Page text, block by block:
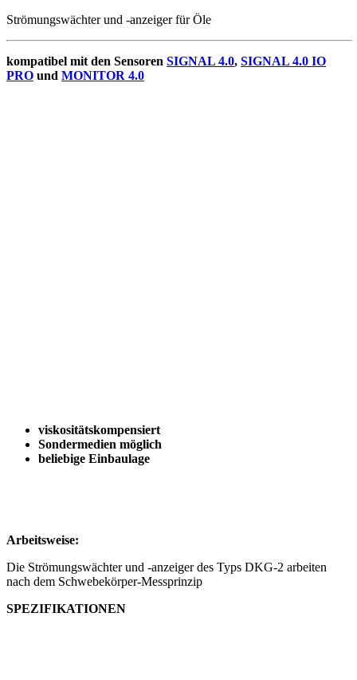
Strömungswächter und -anzeiger für Öle
kompatibel mit den Sensoren SIGNAL 4.0, SIGNAL 4.0 IO
PRO und MONITOR 4.0
viskositätskompensiert
Sondermedien möglich
beliebige Einbaulage
Arbeitsweise:
Die Strömungswächter und -anzeiger des Typs DKG-2 arbeiten
nach dem Schwebekörper-Messprinzip
SPEZIFIKATIONEN